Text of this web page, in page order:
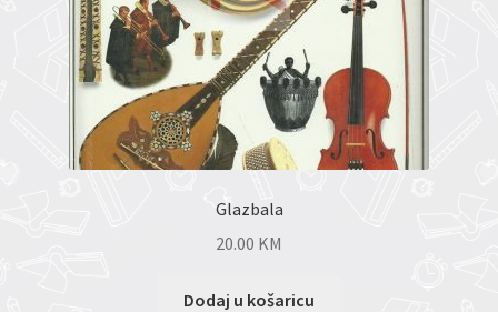
Glazbala
20.00 KM
Dodaj u košaricu